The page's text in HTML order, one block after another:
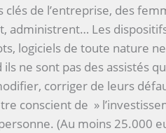
clés de l’entreprise, des
administrent… Les
logiciels de toute nature
ne sont pas des assistés
corriger de leurs
conscient de »
(Au moins 25.000